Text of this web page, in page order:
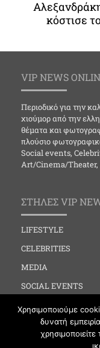
κόστισε
VIP NEWS
Περιοδικό για την
χιούμορ από την
θέματα και
πλούσιο
Social events,
Art/Cinema/Theater,
ΣΤΗΛΕΣ VIP
LIFESTYLE
CELEBRITIES
MEDIA
SOCIAL EVENTS
CLUBBING
FASHION
NEWS
Χρησιμοποιούμε
δυνατή